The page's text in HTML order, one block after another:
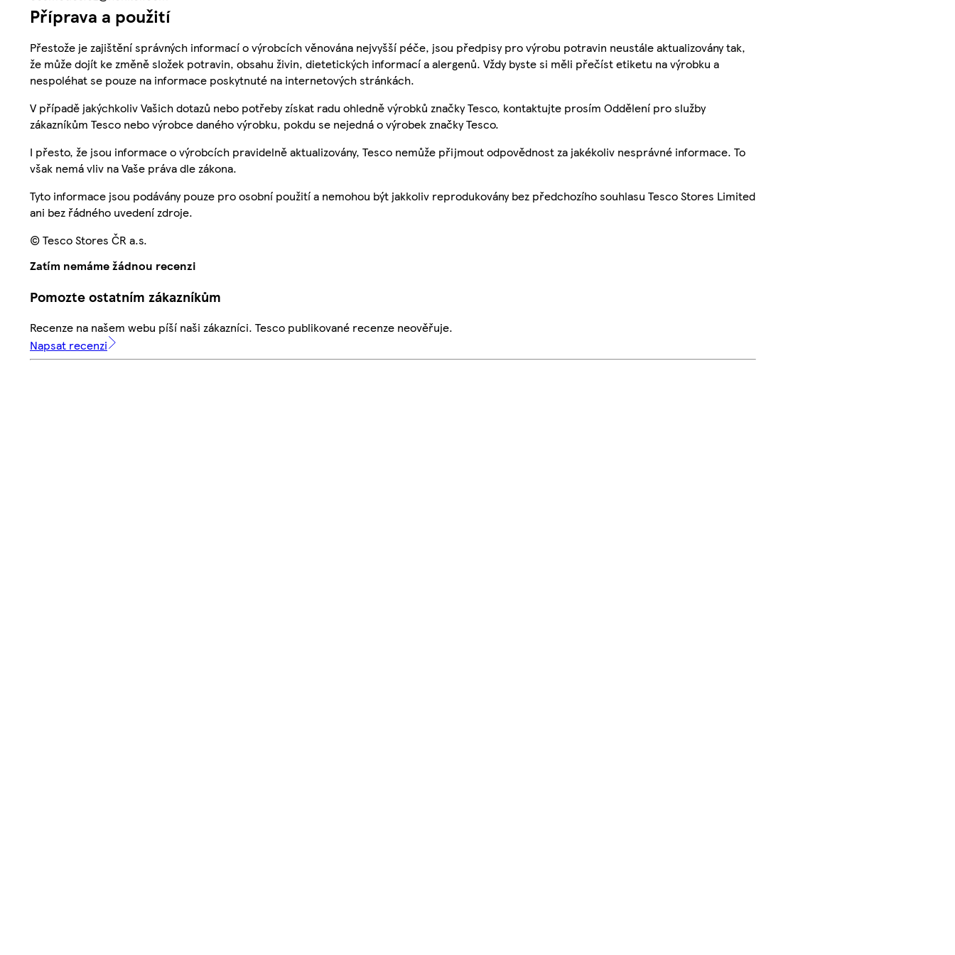
Příprava a použití
Přestože je zajištění správných informací o výrobcích věnována nejvyšší péče, jsou předpisy pro výrobu potravin neustále aktualizovány tak,
že může dojít ke změně složek potravin, obsahu živin, dietetických informací a alergenů. Vždy byste si měli přečíst etiketu na výrobku a
nespoléhat se pouze na informace poskytnuté na internetových stránkách.
V případě jakýchkoliv Vašich dotazů nebo potřeby získat radu ohledně výrobků značky Tesco, kontaktujte prosím Oddělení pro služby
zákazníkům Tesco nebo výrobce daného výrobku, pokdu se nejedná o výrobek značky Tesco.
I přesto, že jsou informace o výrobcích pravidelně aktualizovány, Tesco nemůže přijmout odpovědnost za jakékoliv nesprávné informace. To
však nemá vliv na Vaše práva dle zákona.
Tyto informace jsou podávány pouze pro osobní použití a nemohou být jakkoliv reprodukovány bez předchozího souhlasu Tesco Stores Limited
ani bez řádného uvedení zdroje.
© Tesco Stores ČR a.s.
Zatím nemáme žádnou recenzi
Pomozte ostatním zákazníkům
Recenze na našem webu píší naši zákazníci. Tesco publikované recenze neověřuje.
Napsat recenzi